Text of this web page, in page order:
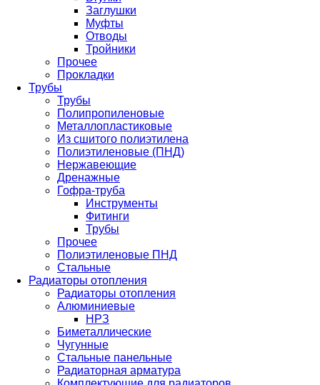
Заглушки
Муфты
Отводы
Тройники
Прочее
Прокладки
Трубы
Трубы
Полипропиленовые
Металлопластиковые
Из сшитого полиэтилена
Полиэтиленовые (ПНД)
Нержавеющие
Дренажные
Гофра-труба
Инструменты
Фитинги
Трубы
Прочее
Полиэтиленовые ПНД
Стальные
Радиаторы отопления
Радиаторы отопления
Алюминиевые
НРЗ
Биметаллические
Чугунные
Стальные панельные
Радиаторная арматура